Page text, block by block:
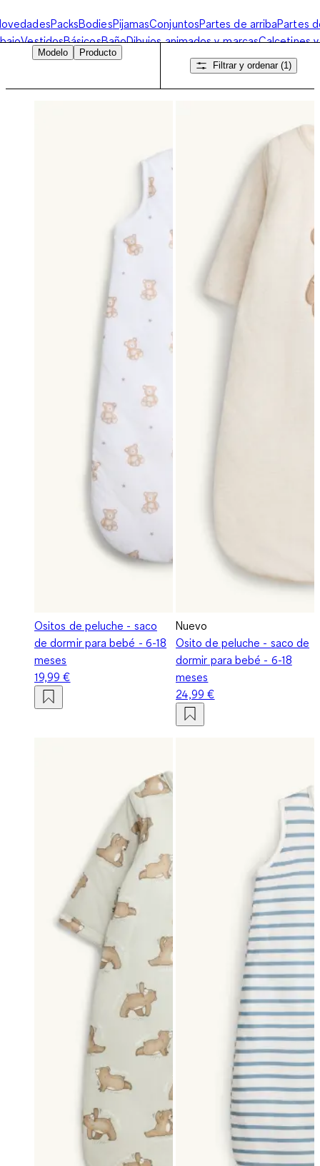
PacksBodiesPijamasConjuntosPartes de arribaPartes
VestidosBásicosBañoDibujos animados y marcasCalcetines y
Sacos de dormirChaquetas Mono para bebésRopa de
Modelo
Producto
Filtrar y ordenar (1)
Ositos de peluche - saco
de dormir para bebé - 6-18
meses
19,99 €
Nuevo
Osito de peluche - saco de
dormir para bebé - 6-18
meses
24,99 €